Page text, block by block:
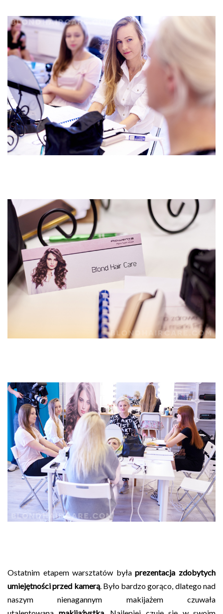
Ostatnim etapem warsztatów byłaprezentacja zdobytych
umiejętności przed kamerą. Było bardzo gorąco, dlatego nad
naszym nienagannym makijażem czuwała